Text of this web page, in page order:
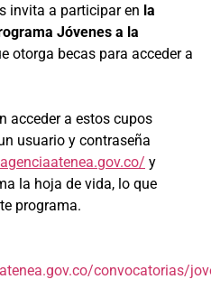
invita a participar en la
Jóvenes a la
otorga becas para acceder a
acceder a estos cupos
usuario y contraseña
agenciaatenea.gov.co/ y
la hoja de vida, lo que
programa.
convocatorias/